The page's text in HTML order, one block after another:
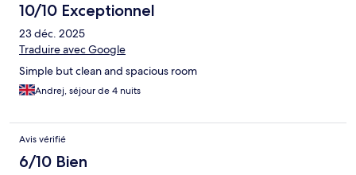
10/10 Exceptionnel
23 déc. 2025
Traduire avec Google
Simple but clean and spacious room
Andrej, séjour de 4 nuits
Avis vérifié
6/10 Bien